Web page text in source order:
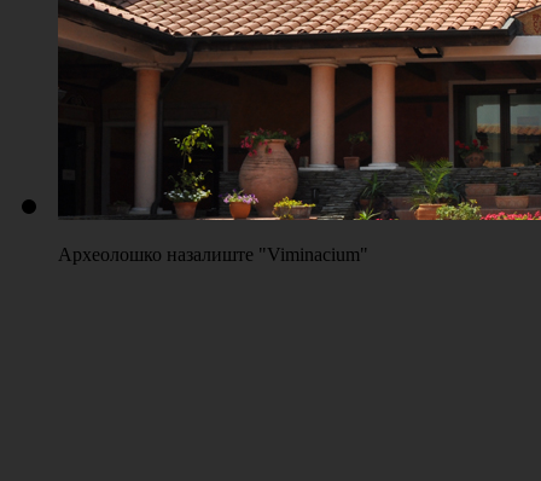
Археолошко назалиште "Viminacium"